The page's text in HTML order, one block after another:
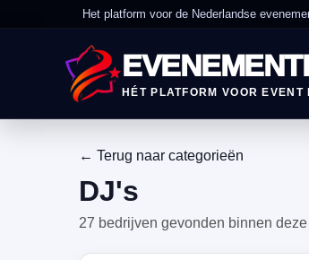
Het platform voor de Nederlandse
HÉT PLATFORM VOOR EVENT
← Terug naar categorieën
DJ's
27 bedrijven gevonden binnen